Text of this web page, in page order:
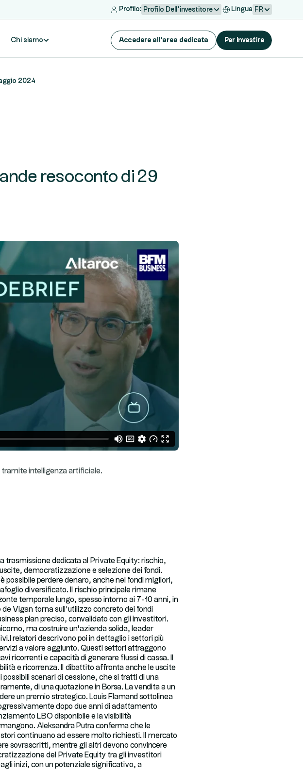
Profilo: Profilo Dell'investitore Lingua FR
Chi siamo Accedere all'area dedicata Per investire
2024
resoconto di 29
tramite intelligenza artificiale.
trasmissione dedicata al Private Equity: rischio,
democratizzazione e selezione dei fondi.
possibile perdere denaro, anche nei fondi migliori,
diversificato. Il rischio principale rimane
temporale lungo, spesso intorno ai 7-10 anni, in
Vigan torna sull’utilizzo concreto dei fondi
plan preciso, convalidato con gli investitori.
ma costruire un’azienda solida, leader
relatori descrivono poi in dettaglio i settori più
a valore aggiunto. Questi settori attraggono
ricorrenti e capacità di generare flussi di cassa. Il
e ricorrenza. Il dibattito affronta anche le uscite
scenari di cessione, che si tratti di una
di una quotazione in Borsa. La vendita a un
un premio strategico. Louis Flamand sottolinea
dopo due anni di adattamento
LBO disponibile e la visibilità
Aleksandra Putra conferma che le
continuano ad essere molto richiesti. Il mercato
sovrascritti, mentre gli altri devono convincere
del Private Equity tra gli investitori
inizi, con un potenziale significativo, a